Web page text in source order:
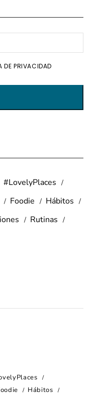
DE PRIVACIDAD
#LovelyPlaces
Foodie
Hábitos
Rutinas
Hábitos